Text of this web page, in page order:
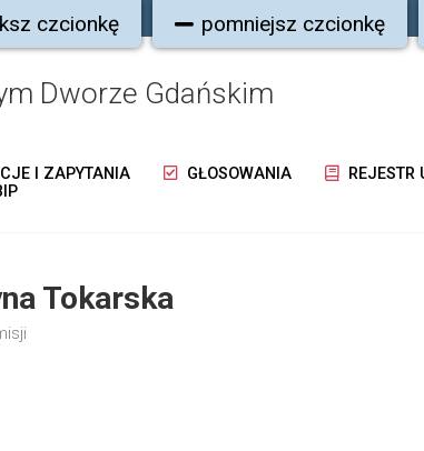
czcionkę pomniejsz czcionkę
Dworze Gdańskim
I ZAPYTANIA GŁOSOWANIA
REJESTR
Tokarska